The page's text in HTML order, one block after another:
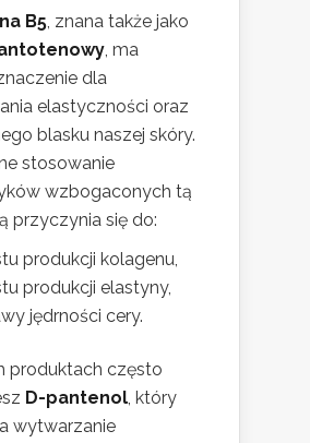
B5, znana także jako
, ma
dla
elastyczności oraz
blasku naszej skóry.
stosowanie
wzbogaconych tą
przyczynia się do:
produkcji kolagenu,
produkcji elastyny,
jędrności cery.
produktach często
D-pantenol, który
wytwarzanie